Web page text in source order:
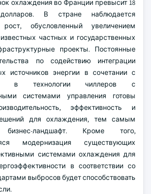
охлаждения во Франции превысит 18
В стране наблюдается
рост, обусловленный увеличением
частных и государственных
проекты. Постоянные
по содействию интеграции
источников энергии в сочетании с
в технологии чиллеров с
системами управления готовы
эффективность и
для охлаждения, тем самым
ландшафт. Кроме того,
модернизация существующих
системами охлаждения для
в соответствии со
выбросов будет способствовать